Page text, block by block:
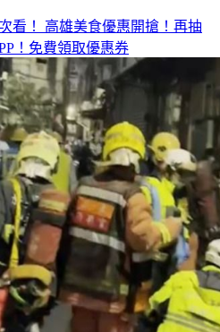
看！ 高雄美食優惠開搶！再抽
！免費領取優惠券